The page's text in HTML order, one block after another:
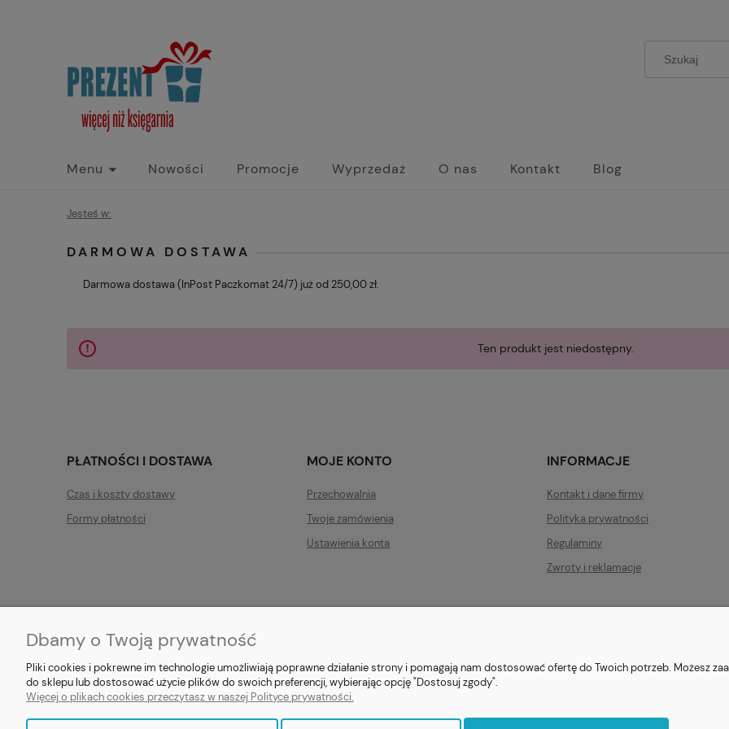
Menu Nowości Promocje Wyprzedaż O nas Kontakt Blog
Jesteś w:
DARMOWA DOSTAWA
Darmowa dostawa (InPost Paczkomat 24/7) już od 250,00 zł.
Ten produkt jest niedostępny.
PŁATNOŚCI I DOSTAWA
Czas i koszty dostawy
Formy płatności
MOJE KONTO
Przechowalnia
Twoje zamówienia
Ustawienia konta
INFORMACJE
Kontakt i dane firmy
Polityka prywatności
Regulaminy
Zwroty i reklamacje
E-prezent.org
Dbamy o Twoją prywatność
Pliki cookies i pokrewne im technologie umożliwiają poprawne działanie strony i pomagają nam dostosować ofertę do Twoich potrzeb. Możesz
do sklepu lub dostosować użycie plików do swoich preferencji, wybierając opcję "Dostosuj zgody".
Więcej o plikach cookies przeczytasz w naszej Polityce prywatności.